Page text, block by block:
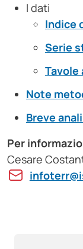
I dati
Indice
Serie
Tavole
Note
Breve
Per
Cesare